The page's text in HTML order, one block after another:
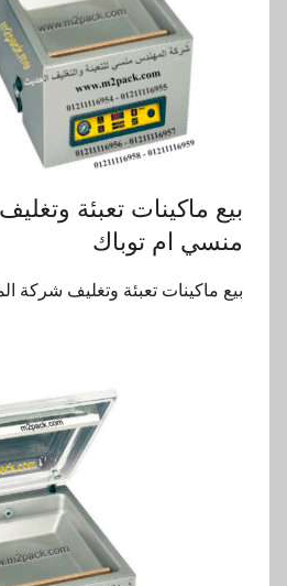
بيع ماكينات تعبئة
منسي ام توباك
بيع ماكينات تعبئة وتغليف شركة